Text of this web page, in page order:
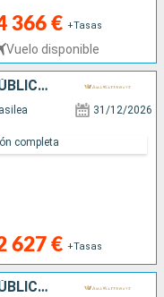
366 € +Tasas
Vuelo disponible
SUIZA, FRANCIA, ALEMANIA, REPÚBLICA DOMINICANA, PAISES BAJOS
31/12/2026
627 € +Tasas
completa
SUIZA, FRANCIA, ALEMANIA, REPÚBLICA DOMINICANA, PAISES BAJOS